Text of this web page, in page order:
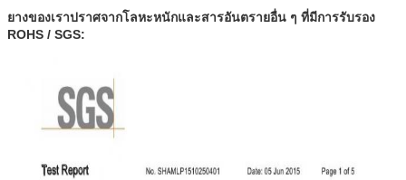
ยางของเราปราศจากโลหะหนักและสารอันตรายอื่น ๆ ที่มีการรับรอง
ROHS / SGS: